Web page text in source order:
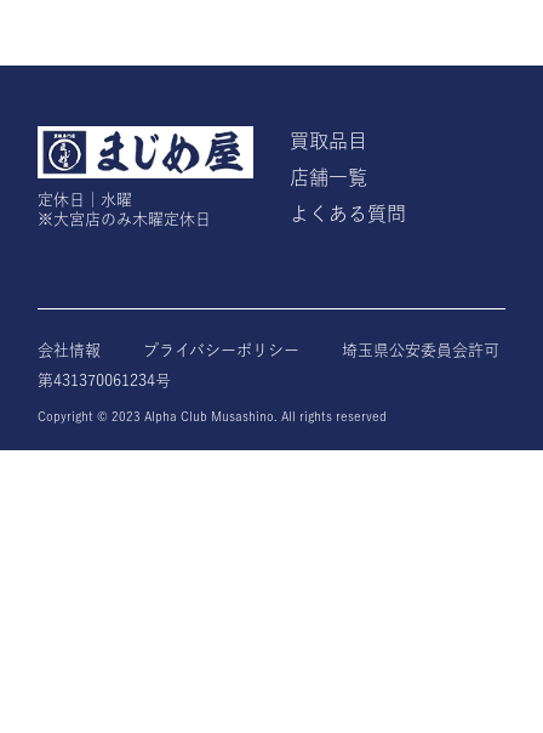
定休日｜水曜
※大宮店のみ木曜定休日
買取品目
店舗一覧
よくある質問
会社情報 プライバシーポリシー
埼玉県公安委員会許可
第431370061234号
Copyright © 2023 Alpha Club Musashino. All rights reserved